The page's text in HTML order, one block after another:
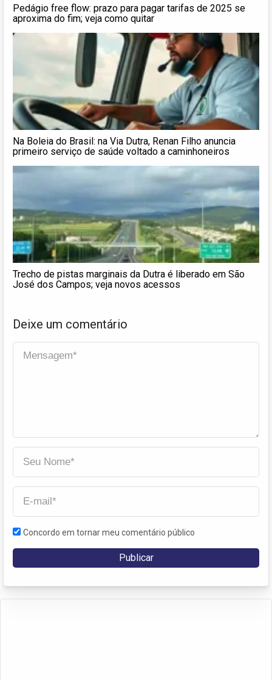
Pedágio free flow: prazo para pagar tarifas de 2025 se
aproxima do fim; veja como quitar
Na Boleia do Brasil: na Via Dutra, Renan Filho anuncia
primeiro serviço de saúde voltado a caminhoneiros
Trecho de pistas marginais da Dutra é liberado em São
José dos Campos; veja novos acessos
Deixe um comentário
Concordo em tornar meu comentário público